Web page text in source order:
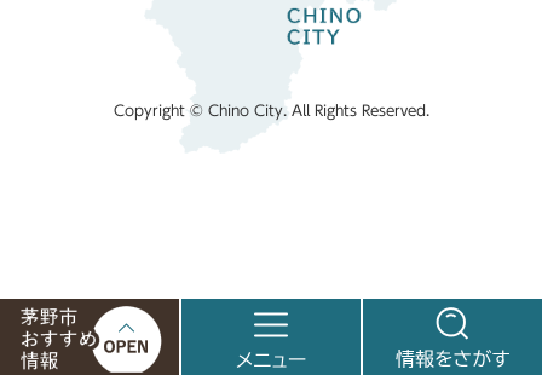
Copyright © Chino City. All Rights Reserved.